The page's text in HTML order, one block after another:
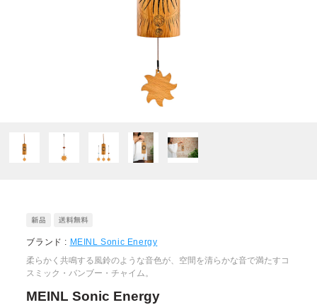
ブランド : MEINL Sonic Energy
柔らかく共鳴する風鈴のような音色が、空間を清らかな音で満たすコ
スミック・バンブー・チャイム。
MEINL Sonic Energy